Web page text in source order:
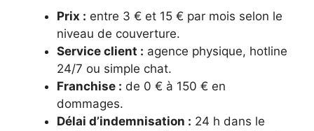
Prix : entre 3 € et 15 € par mois selon le
niveau de couverture.
Service client : agence physique, hotline
24/7 ou simple chat.
Franchise : de 0 € à 150 € en
dommages.
Délai d’indemnisation : 24 h dans le